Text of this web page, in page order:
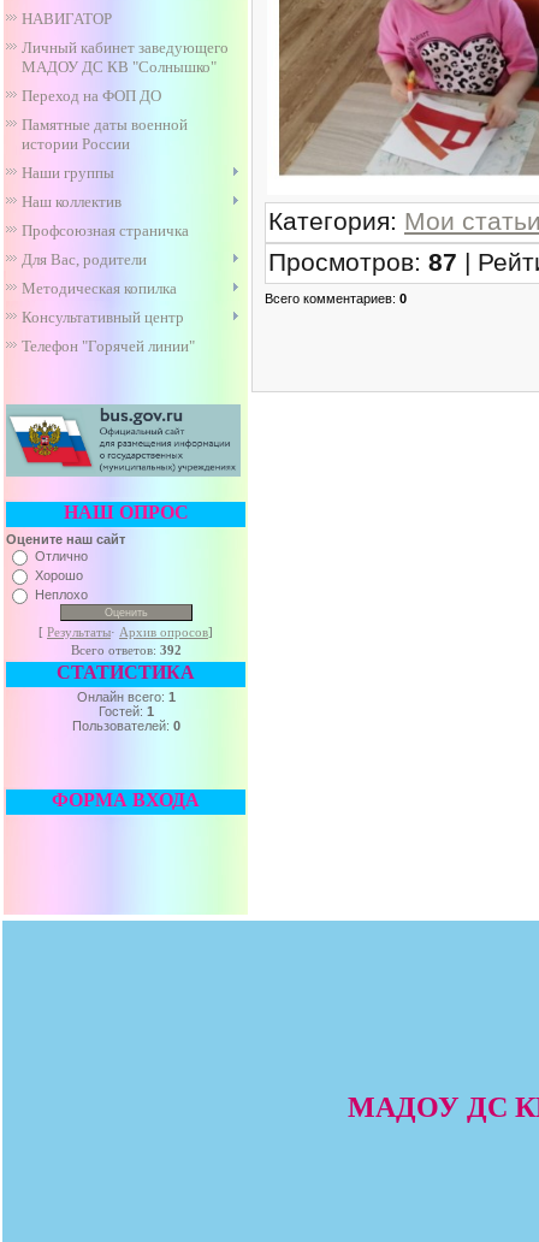
НАВИГАТОР
Личный кабинет заведующего
МАДОУ ДС КВ "Солнышко"
Переход на ФОП ДО
Памятные даты военной
истории России
Наши группы
Наш коллектив
Профсоюзная страничка
Для Вас, родители
Методическая копилка
Консультативный центр
Телефон "Горячей линии"
НАШ ОПРОС
Оцените наш сайт
Отлично
Хорошо
Неплохо
[ Результаты· Архив опросов]
Всего ответов: 392
СТАТИСТИКА
Онлайн всего: 1
Гостей: 1
Пользователей: 0
ФОРМА ВХОДА
Категория: Мои
Просмотров: 87 |
Всего комментариев: 0
МАДОУ ДС